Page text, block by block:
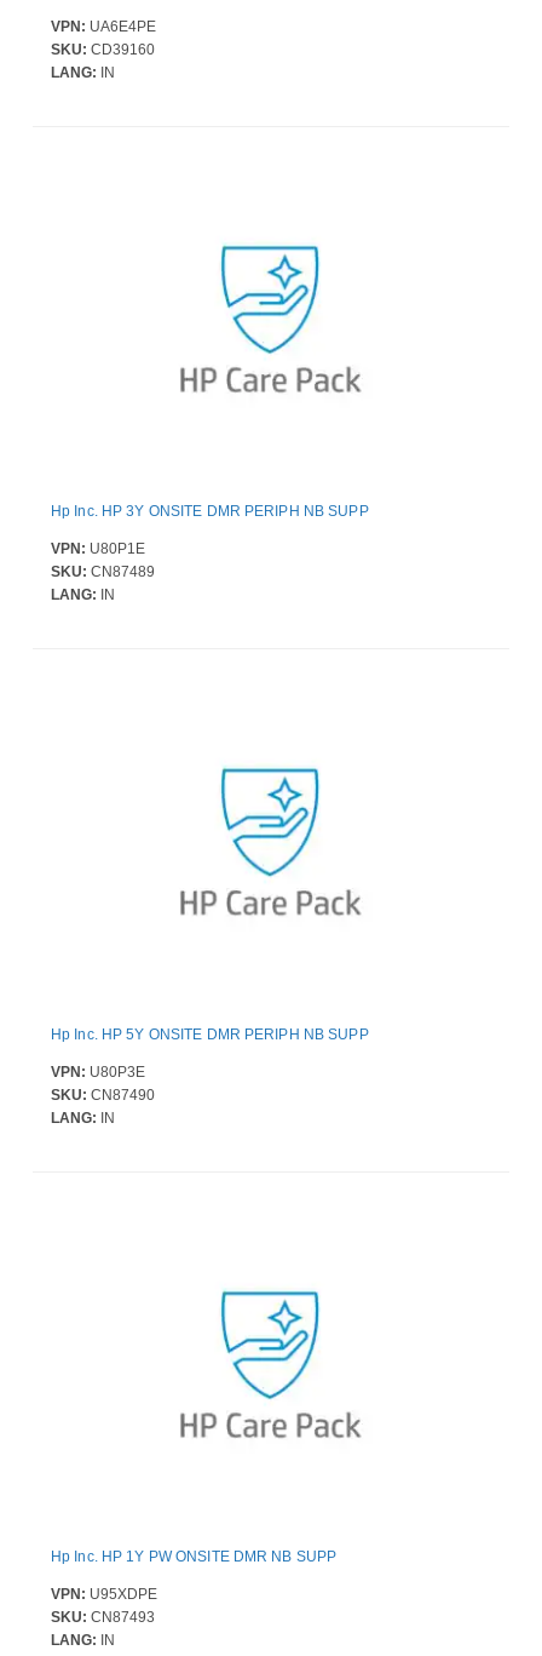
VPN: UA6E4PE
SKU: CD39160
LANG: IN
Hp Inc. HP 3Y ONSITE DMR PERIPH NB SUPP
VPN: U80P1E
SKU: CN87489
LANG: IN
Hp Inc. HP 5Y ONSITE DMR PERIPH NB SUPP
VPN: U80P3E
SKU: CN87490
LANG: IN
Hp Inc. HP 1Y PW ONSITE DMR NB SUPP
VPN: U95XDPE
SKU: CN87493
LANG: IN